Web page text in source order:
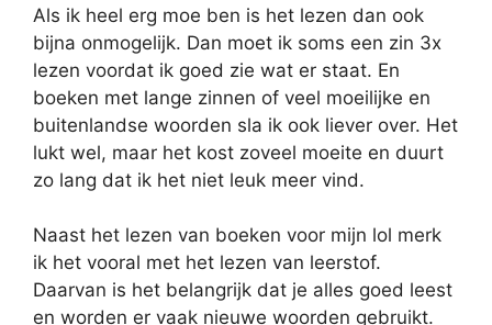
Als ik heel erg moe ben is het lezen dan ook
bijna onmogelijk. Dan moet ik soms een zin 3x
lezen voordat ik goed zie wat er staat. En
boeken met lange zinnen of veel moeilijke en
buitenlandse woorden sla ik ook liever over. Het
lukt wel, maar het kost zoveel moeite en duurt
zo lang dat ik het niet leuk meer vind.
Naast het lezen van boeken voor mijn lol merk
ik het vooral met het lezen van leerstof.
Daarvan is het belangrijk dat je alles goed leest
en worden er vaak nieuwe woorden gebruikt.